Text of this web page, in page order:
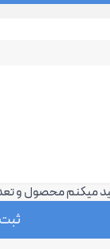
میکنم محصول و